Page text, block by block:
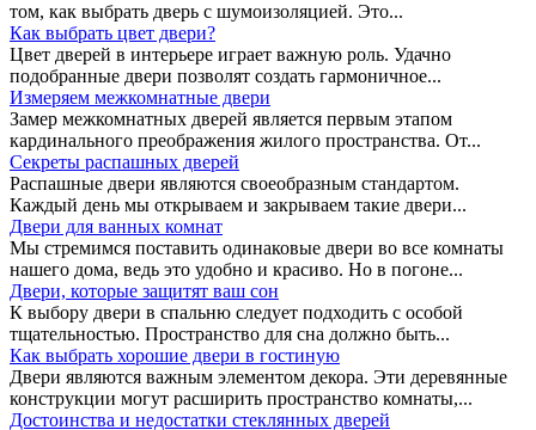
том, как выбрать дверь с шумоизоляцией. Это...
Как выбрать цвет двери?
Цвет дверей в интерьере играет важную роль. Удачно
подобранные двери позволят создать гармоничное...
Измеряем межкомнатные двери
Замер межкомнатных дверей является первым этапом
кардинального преображения жилого пространства. От...
Секреты распашных дверей
Распашные двери являются своеобразным стандартом.
Каждый день мы открываем и закрываем такие двери...
Двери для ванных комнат
Мы стремимся поставить одинаковые двери во все комнаты
нашего дома, ведь это удобно и красиво. Но в погоне...
Двери, которые защитят ваш сон
К выбору двери в спальню следует подходить с особой
тщательностью. Пространство для сна должно быть...
Как выбрать хорошие двери в гостиную
Двери являются важным элементом декора. Эти деревянные
конструкции могут расширить пространство комнаты,...
Достоинства и недостатки стеклянных дверей